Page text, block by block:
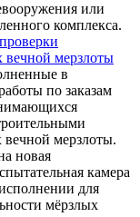
или
комплекса.
вечной мерзлоты
в
по заказам
вечной мерзлоты.
новая
камера
для
мёрзлых